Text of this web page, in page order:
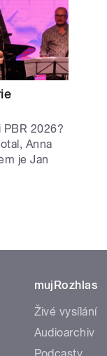
2026?
Anna
je Jan
mujRozhlas
Živé vysílání
Audioarchiv